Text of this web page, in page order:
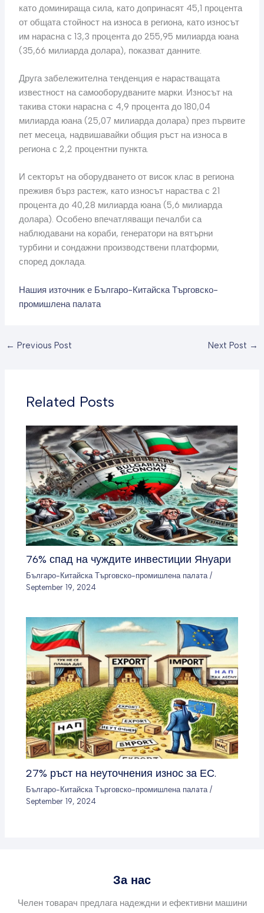
като доминираща сила, като допринасят 45,1 процента
от общата стойност на износа в региона, като износът
им нарасна с 13,3 процента до 255,95 милиарда юана
(35,66 милиарда долара), показват данните.
Друга забележителна тенденция е нарастващата
известност на самооборудваните марки. Износът на
такива стоки нарасна с 4,9 процента до 180,04
милиарда юана (25,07 милиарда долара) през първите
пет месеца, надвишавайки общия ръст на износа в
региона с 2,2 процентни пункта.
И секторът на оборудването от висок клас в региона
преживя бърз растеж, като износът нараства с 21
процента до 40,28 милиарда юана (5,6 милиарда
долара). Особено впечатляващи печалби са
наблюдавани на кораби, генератори на вятърни
турбини и сондажни производствени платформи,
според доклада.
Нашия източник е Българо-Китайска Търговско-
промишлена палaта
← Previous Post Next Post →
Related Posts
76% спад на чуждите инвестиции Януари
Българо-Китайска Търговско-промишлена палaта/
September 19, 2024
27% ръст на неуточнения износ за ЕС.
Българо-Китайска Търговско-промишлена палaта /
September 19, 2024
За нас
Челен товарач предлага надеждни и ефективни машини